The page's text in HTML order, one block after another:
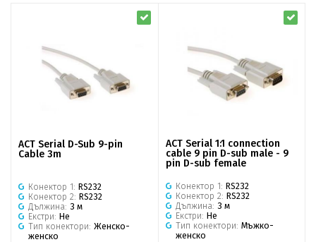
ACT Serial D-Sub 9-pin
Cable 3m
Конектор 1: RS232
Конектор 2: RS232
Дължина: 3 м
Екстри: Не
Тип конектори: Женско-
женско
ACT Serial 1:1 connection
cable 9 pin D-sub male - 9
pin D-sub female
Конектор 1: RS232
Конектор 2: RS232
Дължина: 3 м
Екстри: Не
Тип конектори: Мъжко-
женско